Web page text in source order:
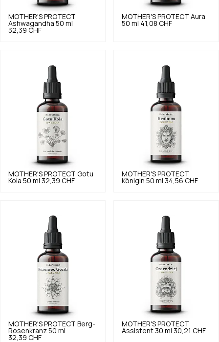
MOTHER'S PROTECT
Ashwagandha 50 ml
32,39 CHF
MOTHER'S PROTECT Aura
50 ml 41,08 CHF
MOTHER'S PROTECT Gotu
Kola 50 ml 32,39 CHF
MOTHER'S PROTECT
Königin 50 ml 34,56 CHF
MOTHER'S PROTECT Berg-
Rosenkranz 50 ml
32,39 CHF
MOTHER'S PROTECT
Assistent 30 ml 30,21 CHF